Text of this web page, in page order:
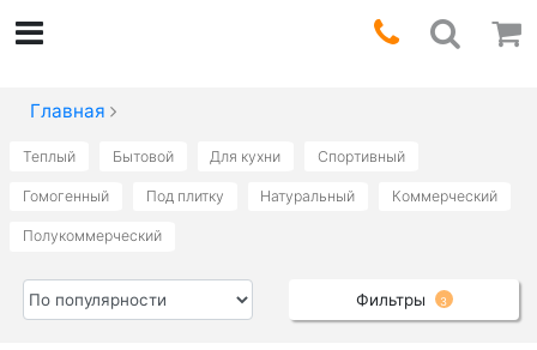
Главная
Теплый Бытовой Для кухни Спортивный
Гомогенный Под плитку Натуральный Коммерческий
Полукоммерческий
Фильтры 3